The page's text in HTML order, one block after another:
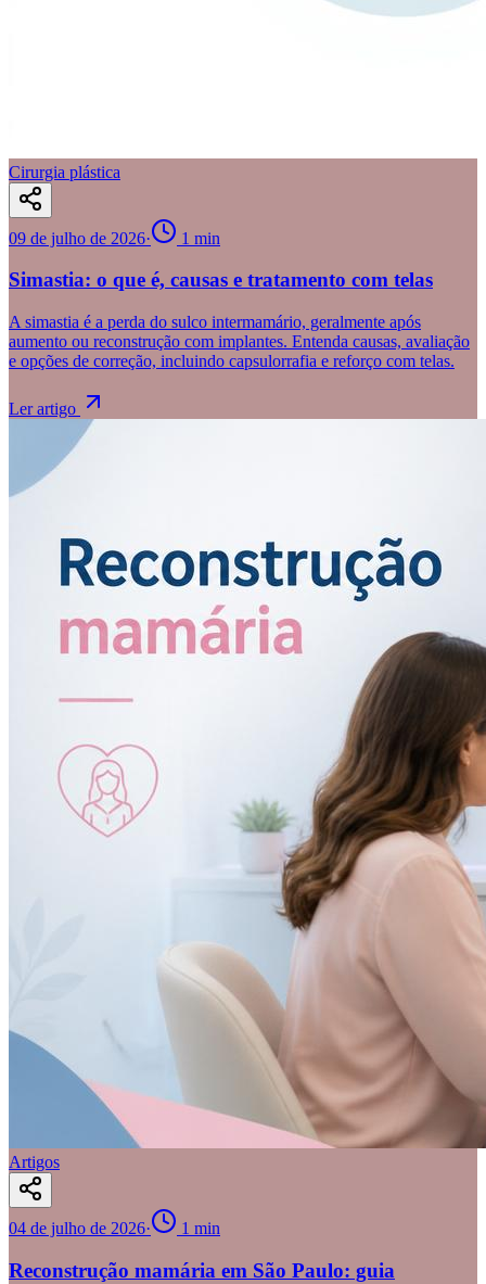
Cirurgia plástica
09 de julho de 2026· 1 min
Simastia: o que é, causas e tratamento com telas
A simastia é a perda do sulco intermamário, geralmente após
aumento ou reconstrução com implantes. Entenda causas, avaliação
e opções de correção, incluindo capsulorrafia e reforço com telas.
Ler artigo
Artigos
04 de julho de 2026· 1 min
Reconstrução mamária em São Paulo: guia